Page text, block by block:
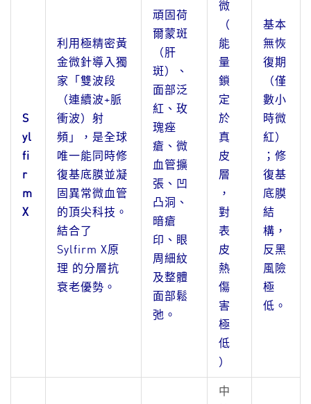
S
yl
fi
r
m
X
利用極精密黃
金微針導入獨
家「雙波段
（連續波+脈
衝波）射
頻」，是全球
唯一能同時修
復基底膜並凝
固異常微血管
的頂尖科技。
結合了
Sylfirm X原
理 的分層抗
衰老優勢。
頑固荷
爾蒙斑
（肝
斑）、
面部泛
紅、玫
瑰痤
瘡、微
血管擴
張、凹
凸洞、
暗瘡
印、眼
周細紋
及整體
面部鬆
弛。
微
（
能
量
鎖
定
於
真
皮
層
，
對
表
皮
熱
傷
害
極
低
）
基本
無恢
復期
（僅
數小
時微
紅）
；修
復基
底膜
結
構，
反黑
風險
極
低。
中